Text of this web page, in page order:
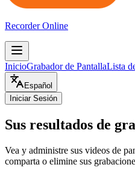
Recorder Online
InicioGrabador de PantallaLista
Español
Iniciar Sesión
Sus resultados de
Vea y administre sus videos de
comparta o elimine sus